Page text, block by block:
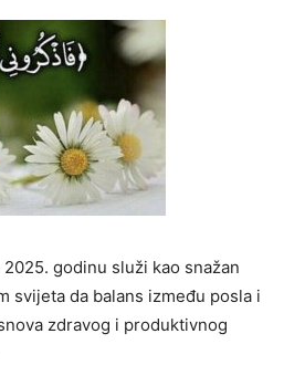
godinu služi kao snažan
svijeta da balans između posla i
zdravog i produktivnog